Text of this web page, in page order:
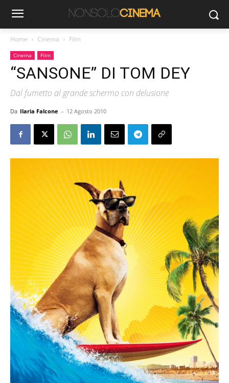
Home Cinema Film
Cinema Film
“SANSONE” DI TOM DEY
Dal fumetto al grande schermo con delusione
Da Ilaria Falcone - 12 Agosto 2010